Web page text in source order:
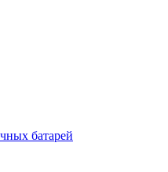
батарей